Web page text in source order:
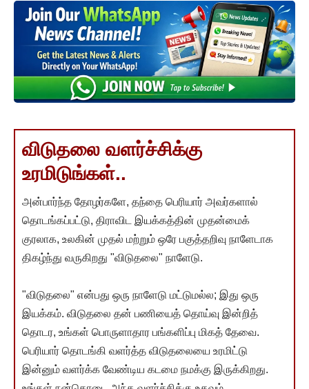
விடுதலை வளர்ச்சிக்கு
உரமிடுங்கள்..
அன்பார்ந்த தோழர்களே, தந்தை பெரியார் அவர்களால்
தொடங்கப்பட்டு, திராவிட இயக்கத்தின் முதன்மைக்
குரலாக, உலகின் முதல் மற்றும் ஒரே பகுத்தறிவு நாளேடாக
திகழ்ந்து வருகிறது "விடுதலை" நாளேடு.
"விடுதலை" என்பது ஒரு நாளேடு மட்டுமல்ல; இது ஒரு
இயக்கம். விடுதலை தன் பணியைத் தொய்வு இன்றித்
தொடர, உங்கள் பொருளாதார பங்களிப்பு மிகத் தேவை.
பெரியார் தொடங்கி வளர்த்த விடுதலையை உரமிட்டு
இன்னும் வளர்க்க வேண்டிய கடமை நமக்கு இருக்கிறது.